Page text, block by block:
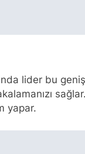
lider bu
yapar.